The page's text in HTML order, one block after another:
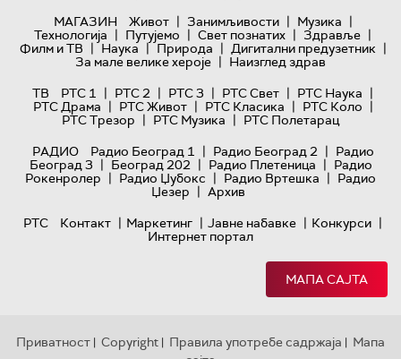
МАГАЗИН
Живот | Занимљивости | Музика |
Технологијa | Путујемо | Свет познатих | Здравље |
Филм и ТВ | Наука | Природа | Дигитални предузетник |
За мале велике хероје | Наизглед здрав
ТВ
РТС 1 | РТС 2 | РТС 3 | РТС Свет | РТС Наука |
РТС Драма | РТС Живот | РТС Класика | РТС Коло |
РТС Трезор | РТС Музика | РТС Полетарац
РАДИО
Радио Београд 1 | Радио Београд 2 | Радио
Београд 3 | Београд 202 | Радио Плетеница | Радио
Рокенролер | Радио Џубокс | Радио Вртешка | Радио
Џезер | Архив
РТС
Контакт | Маркетинг | Јавне набавке | Конкурси |
Интернет портал
МАПА САЈТА
Приватност | Copyright | Правила употребе садржаја | Мапа